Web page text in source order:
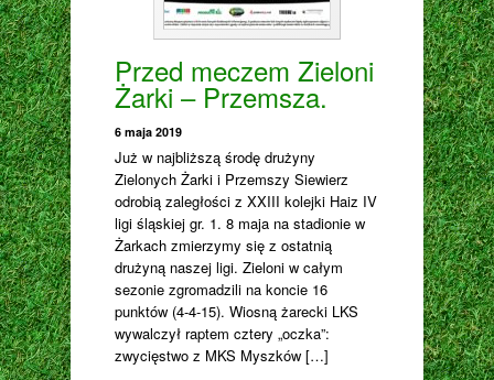
Przed meczem Zieloni
Żarki – Przemsza.
6 maja 2019
Już w najbliższą środę drużyny
Zielonych Żarki i Przemszy Siewierz
odrobią zaległości z XXIII kolejki Haiz IV
ligi śląskiej gr. 1. 8 maja na stadionie w
Żarkach zmierzymy się z ostatnią
drużyną naszej ligi. Zieloni w całym
sezonie zgromadzili na koncie 16
punktów (4-4-15). Wiosną żarecki LKS
wywalczył raptem cztery „oczka”:
zwycięstwo z MKS Myszków […]